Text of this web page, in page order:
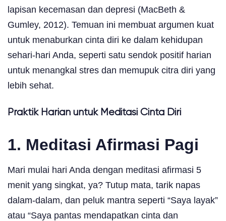
lapisan kecemasan dan depresi (MacBeth &
Gumley, 2012). Temuan ini membuat argumen kuat
untuk menaburkan cinta diri ke dalam kehidupan
sehari-hari Anda, seperti satu sendok positif harian
untuk menangkal stres dan memupuk citra diri yang
lebih sehat.
Praktik Harian untuk Meditasi Cinta Diri
1. Meditasi Afirmasi Pagi
Mari mulai hari Anda dengan meditasi afirmasi 5
menit yang singkat, ya? Tutup mata, tarik napas
dalam-dalam, dan peluk mantra seperti “Saya layak”
atau “Saya pantas mendapatkan cinta dan